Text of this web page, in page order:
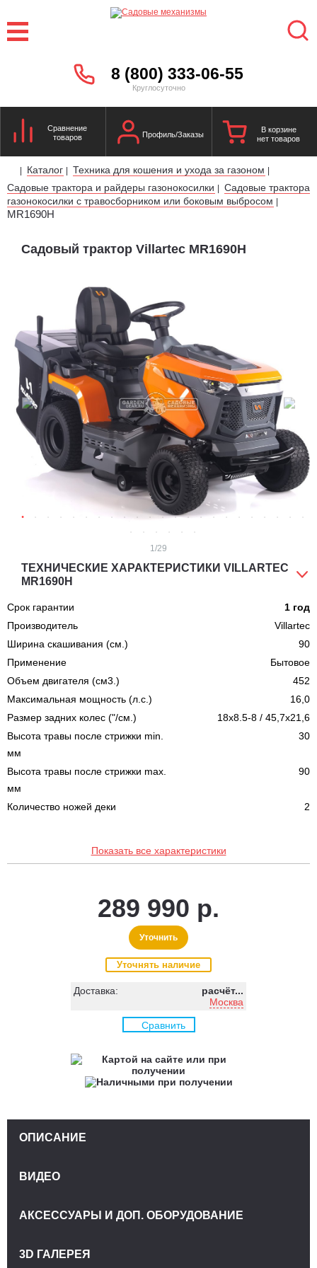
8 (800) 333-06-55
Круглосуточно
Сравнение
товаров
Профиль/Заказы
В корзине
нет товаров
| Каталог | Техника для кошения и ухода за газоном |
Садовые трактора и райдеры газонокосилки | Садовые трактора
газонокосилки с травосборником или боковым выбросом |
MR1690H
Садовый трактор Villartec MR1690H
1/29
ТЕХНИЧЕСКИЕ ХАРАКТЕРИСТИКИ VILLARTEC
MR1690H
Срок гарантии
1 год
Производитель
Villartec
Ширина скашивания (см.)
90
Применение
Бытовое
Объем двигателя (см3.)
452
Максимальная мощность (л.с.)
16,0
Размер задних колес ("/см.)
18x8.5-8 / 45,7x21,6
Высота травы после стрижки min.
мм
30
Высота травы после стрижки max.
мм
90
Количество ножей деки 2
Показать все характеристики
289 990 р.
Уточнить
Уточнять наличие
Доставка:
расчёт...
Москва
Сравнить
ОПИСАНИЕ
ВИДЕО
АКСЕССУАРЫ И ДОП. ОБОРУДОВАНИЕ
3D ГАЛЕРЕЯ